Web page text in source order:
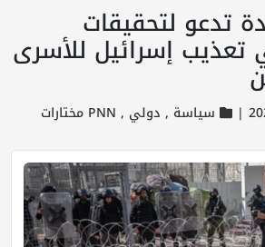
تدعو لتحقيقات
إسرائيل للأسرى
سياسة , دولي , PNN مختارات